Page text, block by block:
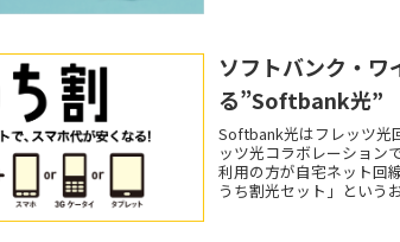
ソフトバンク・ワ
る”Softbank光”
Softbank光はフレッツ光
ッツ光コラボレーション
利用の方が自宅ネット回
うち割光セット」という